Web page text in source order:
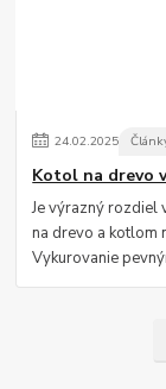
24.02.2025
Kotol na drevo
Je výrazný rozdiel
na drevo a kotlom
Vykurovanie